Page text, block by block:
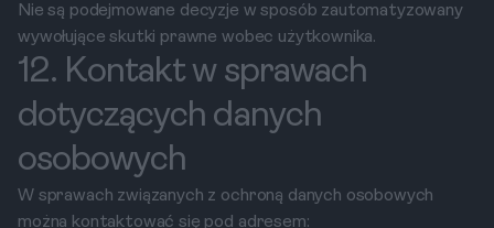
Nie są podejmowane decyzje w sposób zautomatyzowany
wywołujące skutki prawne wobec użytkownika.
12. Kontakt w sprawach
dotyczących danych
osobowych
W sprawach związanych z ochroną danych osobowych
można kontaktować się pod adresem: